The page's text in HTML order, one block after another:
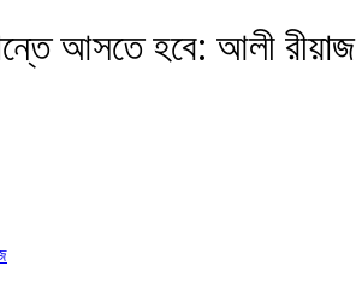
আসতে হবে: আলী রীয়াজ